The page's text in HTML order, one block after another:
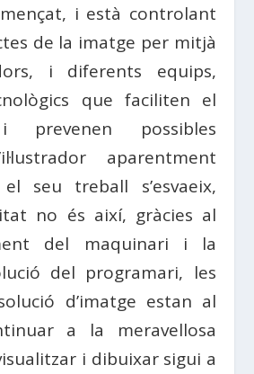
i està controlant
de la imatge per mitjà
i diferents equips,
que faciliten el
prevenen possibles
aparentment
seu treball s’esvaeix,
no és així, gràcies al
del maquinari i la
del programari, les
d’imatge estan al
a la meravellosa
i dibuixar sigui a